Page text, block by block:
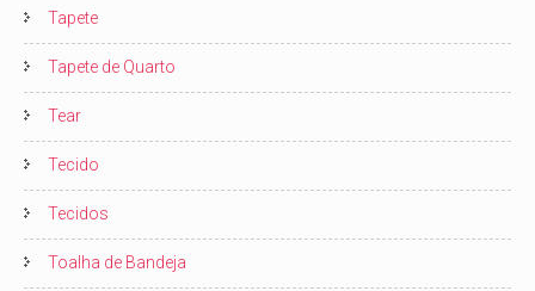
Tapete
Tapete de Quarto
Tear
Tecido
Tecidos
Toalha de Bandeja